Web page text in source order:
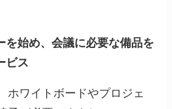
を始め、会議に必要な備品を
ビス
ホワイトボードやプロジェ